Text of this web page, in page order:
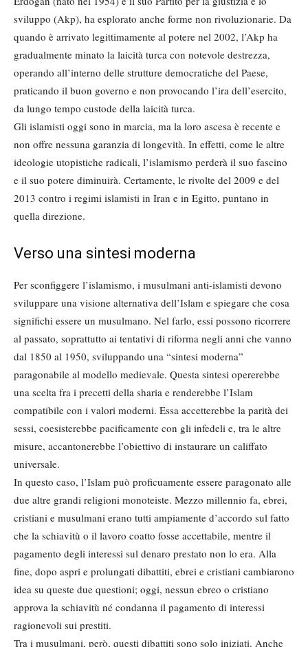
sviluppo (Akp), ha esplorato anche forme non rivoluzionarie. Da
quando è arrivato legittimamente al potere nel 2002, l’Akp ha
gradualmente minato la laicità turca con notevole destrezza,
operando all’interno delle strutture democratiche del Paese,
praticando il buon governo e non provocando l’ira dell’esercito,
da lungo tempo custode della laicità turca.
Gli islamisti oggi sono in marcia, ma la loro ascesa è recente e
non offre nessuna garanzia di longevità. In effetti, come le altre
ideologie utopistiche radicali, l’islamismo perderà il suo fascino
e il suo potere diminuirà. Certamente, le rivolte del 2009 e del
2013 contro i regimi islamisti in Iran e in Egitto, puntano in
quella direzione.
Verso una sintesi moderna
Per sconfiggere l’islamismo, i musulmani anti-islamisti devono
sviluppare una visione alternativa dell’Islam e spiegare che cosa
significhi essere un musulmano. Nel farlo, essi possono ricorrere
al passato, soprattutto ai tentativi di riforma negli anni che vanno
dal 1850 al 1950, sviluppando una “sintesi moderna”
paragonabile al modello medievale. Questa sintesi opererebbe
una scelta fra i precetti della sharia e renderebbe l’Islam
compatibile con i valori moderni. Essa accetterebbe la parità dei
sessi, coesisterebbe pacificamente con gli infedeli e, tra le altre
misure, accantonerebbe l’obiettivo di instaurare un califfato
universale.
In questo caso, l’Islam può proficuamente essere paragonato alle
due altre grandi religioni monoteiste. Mezzo millennio fa, ebrei,
cristiani e musulmani erano tutti ampiamente d’accordo sul fatto
che la schiavitù o il lavoro coatto fosse accettabile, mentre il
pagamento degli interessi sul denaro prestato non lo era. Alla
fine, dopo aspri e prolungati dibattiti, ebrei e cristiani cambiarono
idea su queste due questioni; oggi, nessun ebreo o cristiano
approva la schiavitù né condanna il pagamento di interessi
ragionevoli sui prestiti.
Tra i musulmani, però, questi dibattiti sono solo iniziati. Anche